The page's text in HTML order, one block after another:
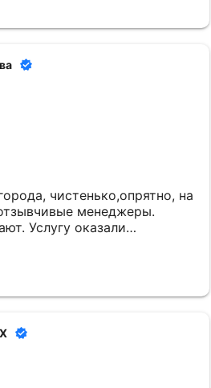
чистенько,опрятно, на
менеджеры.
Услугу оказали
Однозначно придем еще.